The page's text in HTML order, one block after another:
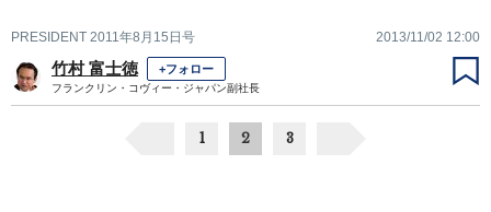
PRESIDENT 2011年8月15日号 2013/11/02 12:00
竹村 富士徳 +フォロー
フランクリン・コヴィー・ジャパン副社長
1 2 3